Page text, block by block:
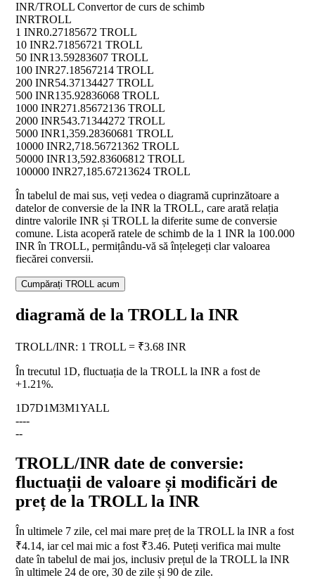
INR/TROLL Convertor de curs de schimb
INRTROLL
1 INR0.27185672 TROLL
10 INR2.71856721 TROLL
50 INR13.59283607 TROLL
100 INR27.18567214 TROLL
200 INR54.37134427 TROLL
500 INR135.92836068 TROLL
1000 INR271.85672136 TROLL
2000 INR543.71344272 TROLL
5000 INR1,359.28360681 TROLL
10000 INR2,718.56721362 TROLL
50000 INR13,592.83606812 TROLL
100000 INR27,185.67213624 TROLL
În tabelul de mai sus, veți vedea o diagramă cuprinzătoare a
datelor de conversie de la INR la TROLL, care arată relația
dintre valorile INR și TROLL la diferite sume de conversie
comune. Lista acoperă ratele de schimb de la 1 INR la 100.000
INR în TROLL, permițându-vă să înțelegeți clar valoarea
fiecărei conversii.
Cumpărați TROLL acum
diagramă de la TROLL la INR
TROLL/INR: 1 TROLL = ₹3.68 INR
În trecutul 1D, fluctuația de la TROLL la INR a fost de
+1.21%.
1D7D1M3M1YALL
----
--
TROLL/INR date de conversie:
fluctuații de valoare și modificări de
preț de la TROLL la INR
În ultimele 7 zile, cel mai mare preț de la TROLL la INR a fost
₹4.14, iar cel mai mic a fost ₹3.46. Puteți verifica mai multe
date în tabelul de mai jos, inclusiv prețul de la TROLL la INR
în ultimele 24 de ore, 30 de zile și 90 de zile.